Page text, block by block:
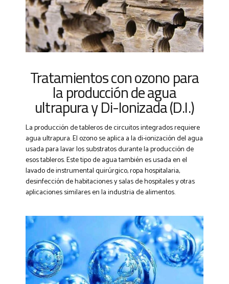
Tratamientos con ozono para
la producción de agua
ultrapura y Di-Ionizada (D.I.)
La producción de tableros de circuitos integrados requiere
agua ultrapura. El ozono se aplica a la di-ionización del agua
usada para lavar los substratos durante la producción de
esos tableros. Este tipo de agua también es usada en el
lavado de instrumental quirúrgico, ropa hospitalaria,
desinfección de habitaciones y salas de hospitales y otras
aplicaciones similares en la industria de alimentos.